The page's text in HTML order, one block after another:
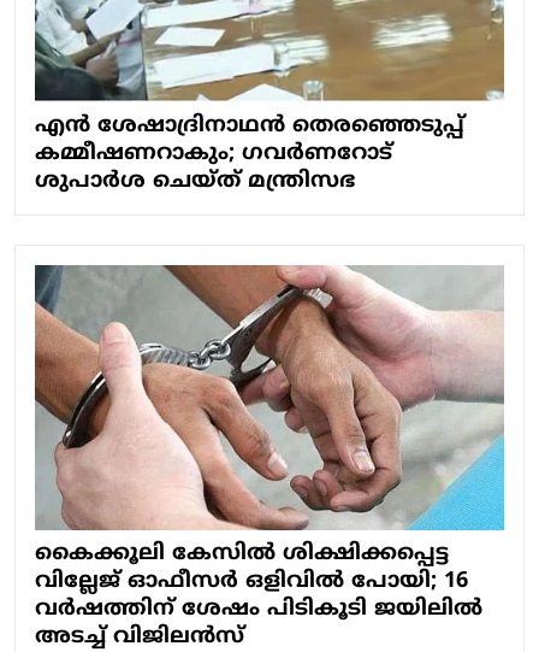
എന്‍ ശേഷാദ്രിനാഥന്‍ തെരഞ്ഞെടുപ്പ്
കമ്മീഷണറാകും; ഗവര്‍ണറോട്
ശുപാര്‍ശ ചെയ്ത് മന്ത്രിസഭ
കൈക്കൂലി കേസില്‍ ശിക്ഷിക്കപ്പെട്ട
വില്ലേജ് ഓഫീസര്‍ ഒളിവില്‍ പോയി; 16
വര്‍ഷത്തിന് ശേഷം പിടികൂടി ജയിലില്‍
അടച്ച് വിജിലന്‍സ്